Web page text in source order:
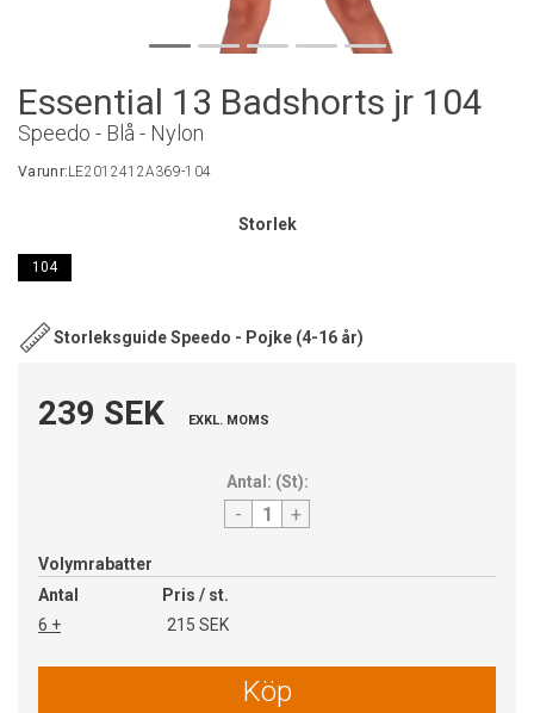
Essential 13 Badshorts jr 104
Speedo - Blå - Nylon
Varunr:LE2012412A369-104
Storlek
104
Storleksguide Speedo - Pojke (4-16 år)
239 SEK EXKL. MOMS
Antal: (St):
- +
Volymrabatter
Antal
Pris / st.
6 +
215 SEK
Köp